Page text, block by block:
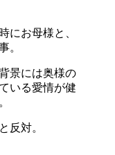
にお母様と、
。
景には奥様の
いる愛情が健
反対。